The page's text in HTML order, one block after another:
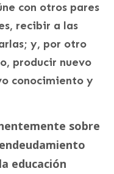
con otros pares
recibir a las
y, por otro
producir nuevo
conocimiento y
sobre
educación